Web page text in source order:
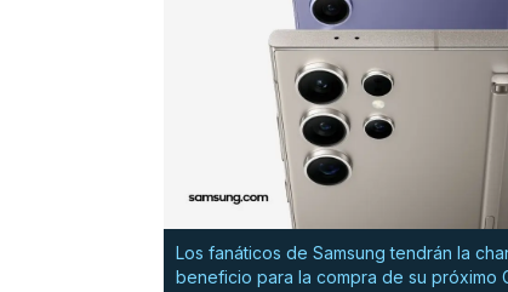
Los fanáticos de Samsung tendrán la
beneficio para la compra de su próximo